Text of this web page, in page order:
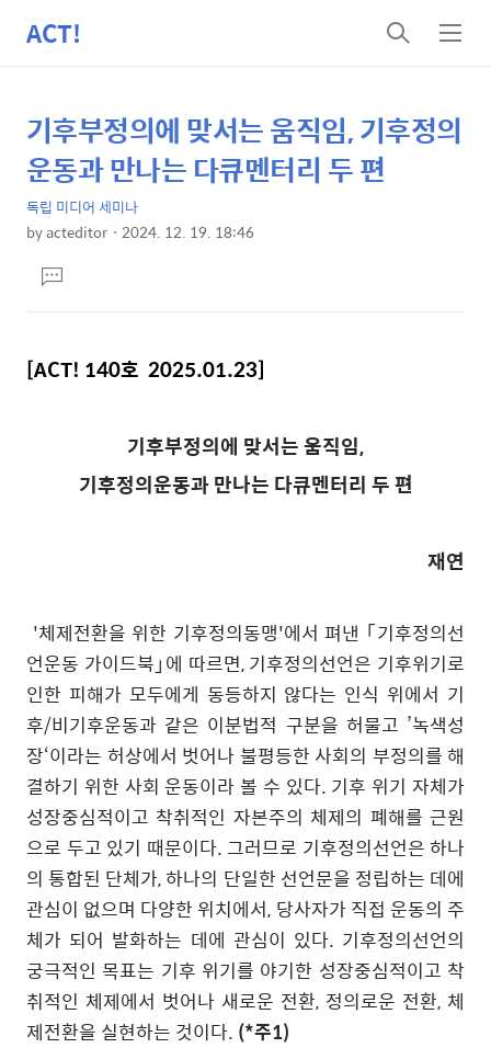
ACT!
검
색
메
뉴
상
세
컨
텐
본
문
제
목
기후부정의에 맞서는 움직임, 기후정의
운동과 만나는 다큐멘터리 두 편
독립 미디어 세미나
byacteditor 2024. 12. 19. 18:46
문댓
글
[ACT! 140호 2025.01.23]
기후부정의에 맞서는 움직임,
기후정의운동과 만나는 다큐멘터리 두 편
재연
'체제전환을 위한 기후정의동맹'에서 펴낸 ｢기후정의선
언운동 가이드북｣에 따르면,기후정의선언은 기후위기로
인한 피해가 모두에게 동등하지 않다는 인식 위에서 기
후/비기후운동과 같은 이분법적 구분을 허물고 ’녹색성
장‘이라는 허상에서 벗어나 불평등한 사회의 부정의를 해
결하기 위한 사회 운동이라 볼 수 있다. 기후 위기 자체가
성장중심적이고 착취적인 자본주의 체제의 폐해를 근원
으로 두고 있기 때문이다. 그러므로 기후정의선언은 하나
의 통합된 단체가,하나의 단일한 선언문을 정립하는 데에
관심이 없으며 다양한 위치에서, 당사자가 직접 운동의 주
체가 되어 발화하는 데에 관심이 있다. 기후정의선언의
궁극적인 목표는 기후 위기를 야기한 성장중심적이고 착
취적인 체제에서 벗어나 새로운 전환, 정의로운 전환, 체
제전환을 실현하는 것이다. (*주1)